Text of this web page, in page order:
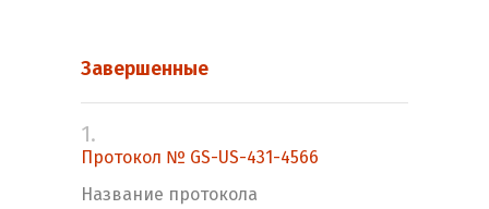
Завершенные
1.
Протокол № GS-US-431-4566
Название протокола